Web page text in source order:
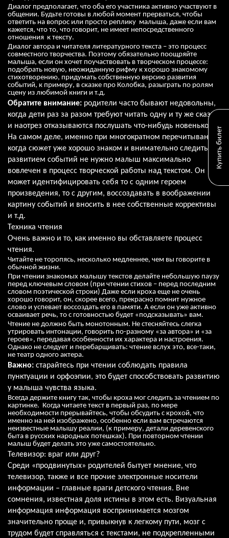
Купить билет
Диалог предполагает, что оба его участника активно участвуют в
общении. Будьте готовы в любой момент прерваться, чтобы
ответить на вопрос или просто реплику малыша, даже если вам
кажется, что то, что говорит, не имеет непосредственного
отношения к тексту.
Диалог автора и читателя литературного текста – это процесс
совместного творчества. Поэтому обязательно поощряйте
малыша, если он хочет поучаствовать в творческом процессе:
подобрать новую, неожиданную рифму к хорошо знакомому
стихотворению, придумать собственную версию развития
событий, к примеру, в сказке про Колобка, разыграть по ролям
сцену из любимой книги и т.д.
Обратите внимание: родители часто бывают недовольны,
когда дети раз за разом требуют читать одну и ту же сказку
и наотрез отказываются послушать что-нибудь новенькое.
На самом деле, именно при многократном перечитывании,
когда сюжет уже хорошо знаком и внимательно следить за
развитием событий не нужно малыш максимально
вовлечен в процесс творческой работы над текстом. Он
может идентифицировать себя то с одним героем
произведения, то с другим, воссоздавать в воображении
картину событий и вносить в нее собственные коррективы
и т.д.
Техника чтения
Очень важно и то, как именно вы обставляете процесс
чтения.
Читайте не торопясь, несколько медленнее, чем вы говорите в
обычной жизни.
При чтении знакомых малышу текстов делайте небольшую паузу
перед ключевым словом (при чтении стихов – перед последним
словом поэтической строки) Даже если кроха еще не очень
хорошо говорит, он, скорее всего, прекрасно помнит нужное
слово и успевает воссоздать его в памяти. А если он уже активно
осваивает речь, то с готовностью будет «подсказывать» вам.
Чтение не должно быть монотонным. Не стесняйтесь слегка
утрировать интонации, говорить по-разному «за автора» и «за
героев», передавая особенности их характера и настроения.
Однако не следует и перебарщивать: чтение вслух это, все-таки,
не театр одного актера.
Важно: старайтесь при чтении соблюдать правила
пунктуации и орфоэпии, это будет способствовать развитию
у малыша чувства языка.
Всегда держите книгу так, чтобы кроха мог следить за чтением по
картинке. Когда читаете текст в первый раз, по мере
необходимости прерывайтесь, чтобы обсудить с крохой, что
именно на ней изображено, особенно если вам встречаются
неизвестные малышу реалии, (к примеру, детали деревенского
быта в русских народных потешках). При повторном чтении
малыш будет делать это уже самостоятельно.
Телевизор: враг или друг?
Среди «продвинутых» родителей бытует мнение, что
телевизор, также и все прочие электронные носители
информации – главные враги детского чтения. Вне
сомнения, известная доля истины в этом есть. Визуальная
информация информация воспринимается мозгом
значительно проще и, привыкнув к легкому пути, мозг с
трудом будет справляться с текстами, не подкрепленными